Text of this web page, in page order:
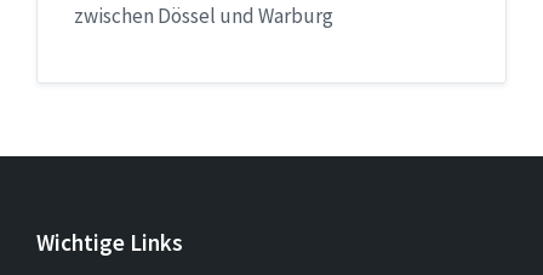
zwischen Dössel und Warburg
Wichtige Links